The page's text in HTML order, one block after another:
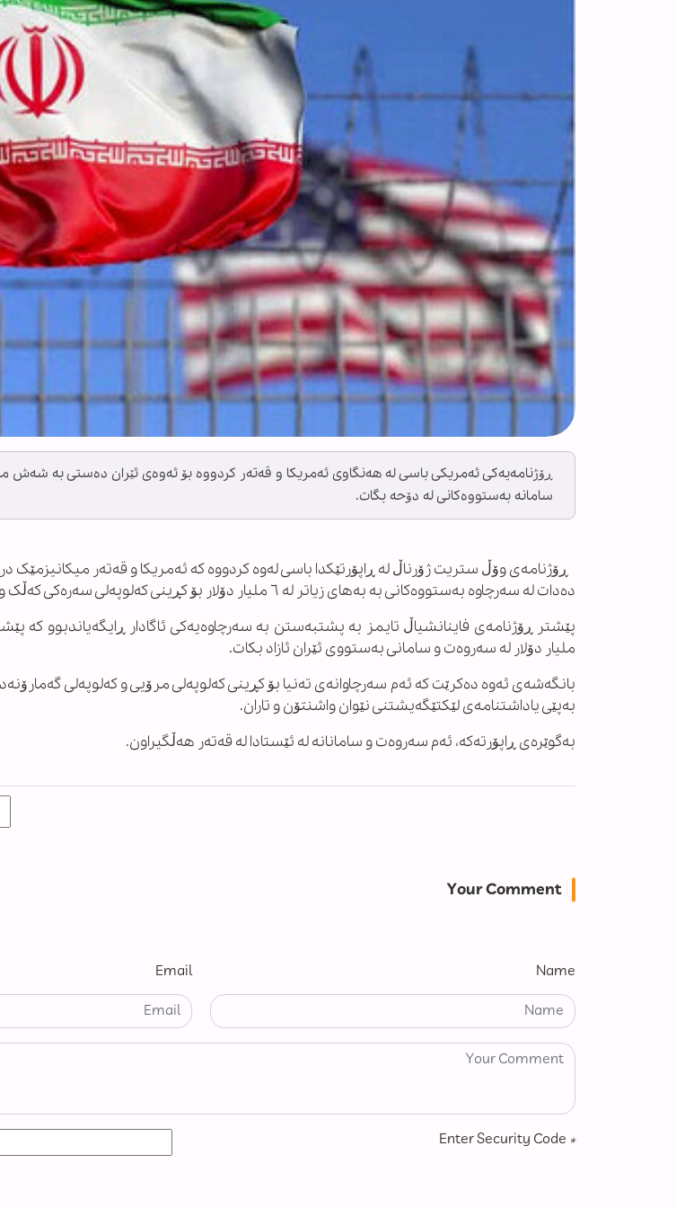
ڕۆژنامەیەکی ئەمریکی باسی لە هەنگاوی ئەمریکا و قەتەر کردووە بۆ ئەوەی ئێران دەستی بە شەش
سامانە بەستووەکانی لە دۆحە بگات.
ڕۆژنامەی وۆڵ ستریت ژۆرناڵ لە ڕاپۆرتێکدا باسی لەوە کردووە کە ئەمریکا و قەتەر میکانیزمێک
دەدات لە سەرچاوە بەستووەکانی بە بەهای زیاتر لە ٦ ملیار دۆلار بۆ کڕینی کەلوپەلی سەرەکی کەڵک وەربگرێت.
پێشتر ڕۆژنامەی فاینانشیاڵ تایمز بە پشتبەستن بە سەرچاوەیەکی ئاگادار ڕایگەیاندبوو کە
ملیار دۆلار لە سەروەت و سامانی بەستووی ئێران ئازاد بکات.
بانگەشەی ئەوە دەکرێت کە ئەم سەرچاوانەی تەنیا بۆ کڕینی کەلوپەلی مرۆیی و کەلوپەلی
بەپێی یاداشتنامەی لێکتێگەیشتنی نێوان واشنتۆن و تاران.
بەگوێرەی ڕاپۆرتەکە، ئەم سەروەت و سامانانە لە ئێستادا لە قەتەر هەڵگیراون.
Your Comment
Name
Email
*